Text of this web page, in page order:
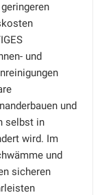
und
und
selbst in
wird. Im
und
sicheren